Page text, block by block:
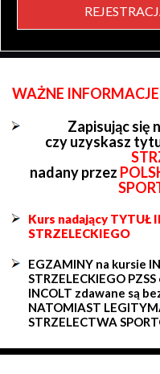
WAŻNE
Zapisując się
czy uzyskasz
nadany przez
Kurs nadający TYTUŁ
STRZELECKIEGO
EGZAMINY na kursie
STRZELECKIEGO
INCOLT zdawane są
NATOMIAST
STRZELECTWA